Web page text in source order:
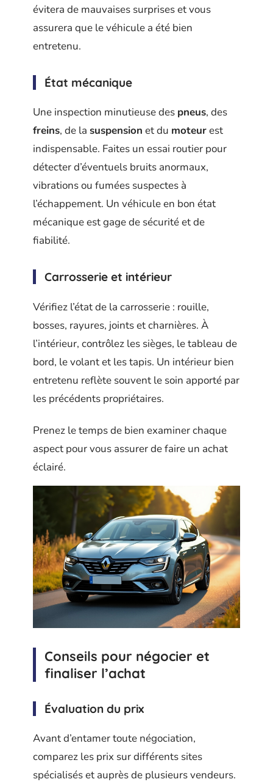
évitera de mauvaises surprises et vous
assurera que le véhicule a été bien
entretenu.
État mécanique
Une inspection minutieuse des pneus, des
freins, de la suspension et du moteurest
indispensable. Faites un essai routier pour
détecter d’éventuels bruits anormaux,
vibrations ou fumées suspectes à
l’échappement. Un véhicule en bon état
mécanique est gage de sécurité et de
fiabilité.
Carrosserie et intérieur
Vérifiez l’état de la carrosserie : rouille,
bosses, rayures, joints et charnières. À
l’intérieur, contrôlez les sièges, le tableau de
bord, le volant et les tapis. Un intérieur bien
entretenu reflète souvent le soin apporté par
les précédents propriétaires.
Prenez le temps de bien examiner chaque
aspect pour vous assurer de faire un achat
éclairé.
Conseils pour négocier et
finaliser l’achat
Évaluation du prix
Avant d’entamer toute négociation,
comparez les prix sur différents sites
spécialisés et auprès de plusieurs vendeurs.